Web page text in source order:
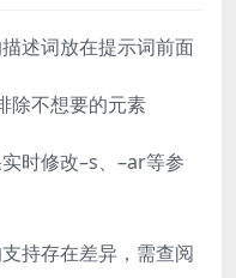
述词放在提示词前面
除不想要的元素
时修改–s、–ar等参
持存在差异，需查阅